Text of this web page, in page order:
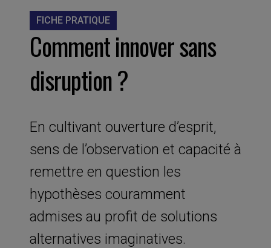
FICHE PRATIQUE
Comment innover sans
disruption ?
En cultivant ouverture d’esprit,
sens de l’observation et capacité à
remettre en question les
hypothèses couramment
admises au profit de solutions
alternatives imaginatives.